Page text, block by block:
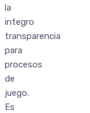
la
integro
transparencia
para
procesos
de
juego.
Es